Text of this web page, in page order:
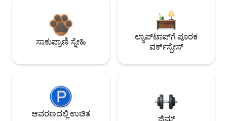
ಸಾಕುಪ್ರಾಣಿ ಸ್ನೇಹಿ
ಲ್ಯಾಪ್‌ಟಾಪ್‌ಗೆ ಪೂರಕ
ವರ್ಕ್‌ಸ್ಪೇಸ್
ಆವರಣದಲ್ಲಿ ಉಚಿತ
ಜಿಮ್